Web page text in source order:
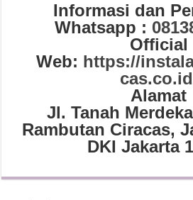
Informasi dan
Whatsapp :
Official
Web: https://
Alamat
Jl. Tanah
Rambutan Ciracas,
DKI Jakarta